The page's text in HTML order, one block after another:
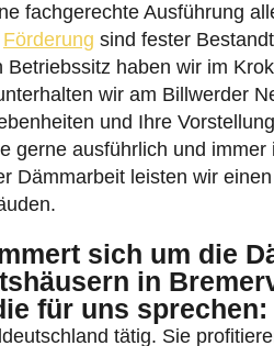
fachgerechte Ausführung
Förderung sind fester
haben wir im
wir am Billwerder
und Ihre
gerne ausführlich und immer
Dämmarbeit leisten wir
sich um die
in
für uns sprechen:
tätig. Sie